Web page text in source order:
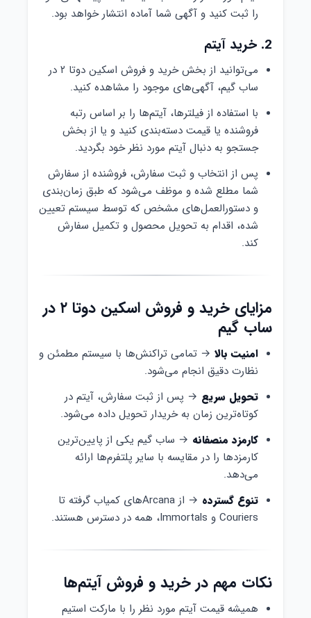
را ثبت کنید و آگهی شما آماده انتشار خواهد بود.
2. خرید آیتم
می‌توانید از بخش خرید و فروش اسکین دوتا ۲ در
ساب گیم، آگهی‌های موجود را مشاهده کنید.
با استفاده از فیلترها، آیتم‌ها را بر اساس رتبه
فروشنده یا قیمت دسته‌بندی کنید و یا از بخش
جستجو به دنبال آیتم مورد نظر خود بگردید.
پس از انتخاب و ثبت سفارش، فروشنده از سفارش
شما مطلع شده و موظف می‌شود که طبق زمان‌بندی
و دستور‌العمل‌های مشخص که توسط سیستم تعیین
شده، اقدام به تحویل محصول و تکمیل سفارش
کند.
مزایای خرید و فروش اسکین دوتا ۲ در
ساب گیم
امنیت بالا → تمامی تراکنش‌ها با سیستم مطمئن و
نظارت دقیق انجام می‌شود.
تحویل سریع → پس از ثبت سفارش، آیتم در
کوتاه‌ترین زمان به خریدار تحویل داده می‌شود.
کارمزد منصفانه → ساب گیم یکی از پایین‌ترین
کارمزدها را در مقایسه با سایر پلتفرم‌ها ارائه
می‌دهد.
تنوع گسترده
→ از Arcanaهای کمیاب گرفته تا
Couriers و Immortals، همه در دسترس هستند.
نکات مهم در خرید و فروش آیتم‌ها
همیشه قیمت آیتم مورد نظر را با مارکت استیم